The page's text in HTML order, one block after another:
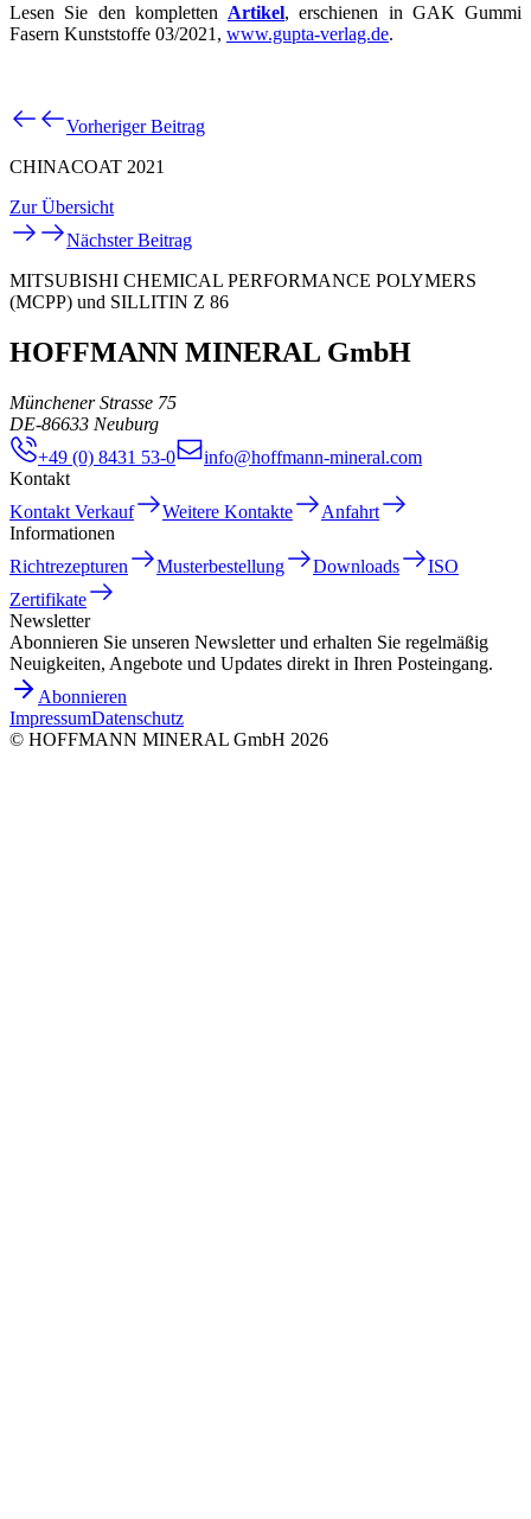
Lesen Sie den kompletten Artikel, erschienen in GAK Gummi
Fasern Kunststoffe 03/2021, www.gupta-verlag.de.
Vorheriger Beitrag
CHINACOAT 2021
Zur Übersicht
Nächster Beitrag
MITSUBISHI CHEMICAL PERFORMANCE POLYMERS
(MCPP) und SILLITIN Z 86
HOFFMANN MINERAL GmbH
Münchener Strasse 75
DE-86633 Neuburg
+49 (0) 8431 53-0
info@hoffmann-mineral.com
Kontakt
Kontakt Verkauf
Weitere Kontakte
Anfahrt
Informationen
Richtrezepturen
Musterbestellung Downloads
ISO
Zertifikate
Newsletter
Abonnieren Sie unseren Newsletter und erhalten Sie regelmäßig
Neuigkeiten, Angebote und Updates direkt in Ihren Posteingang.
Abonnieren
ImpressumDatenschutz
© HOFFMANN MINERAL GmbH 2026